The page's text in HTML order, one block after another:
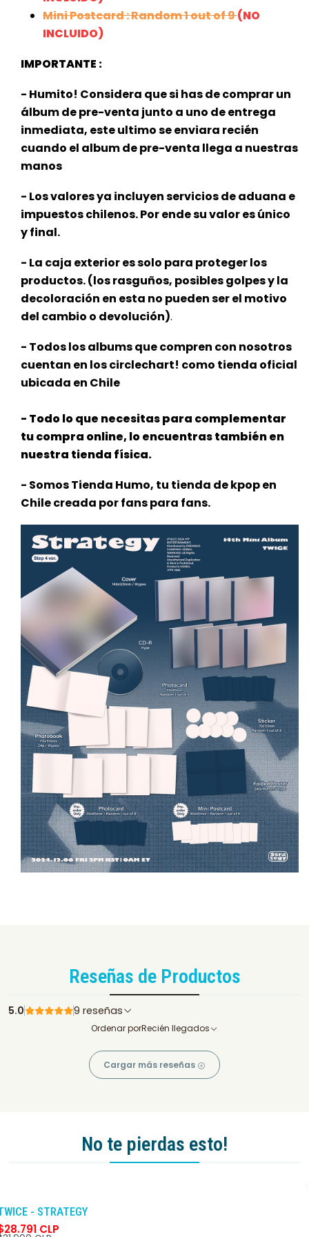
Mini Postcard : Random 1 out of 9(NO
INCLUIDO)
IMPORTANTE :
- Humito! Considera que si has de comprar un
álbum de pre-venta junto a uno de entrega
inmediata, esteultimo se enviara recién
cuando el album de pre-venta llega a nuestras
manos
- Los valores ya incluyen servicios de aduana e
impuestos chilenos. Por ende su valor es único
y final.
- La caja exterior es solo para proteger los
productos. (los rasguños, posibles golpes y la
decoloración en esta no pueden ser el motivo
del cambio o devolución).
- Todos los albums que compren con nosotros
cuentan en los circlechart! como tienda oficial
ubicada en Chile
- Todo lo que necesitas para complementar
tu compra online, lo encuentras también en
nuestra tienda física.
- Somos Tienda Humo, tu tienda de kpop en
Chile creada por fans para fans.
Reseñas de Productos
5.0 9 reseñas
Ordenar porRecién llegados
Cargar más reseñas
No te pierdas esto!
- STRATEGY
CLP